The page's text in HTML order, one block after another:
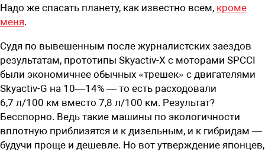
Надо же спасать планету, как известно всем, кроме
меня.
Судя по вывешенным после журналистских заездов
результатам, прототипы Skyactiv-X с моторами SPCCI
были экономичнее обычных «трешек» с двигателями
Skyactiv-G на 10—14% — то есть расходовали
6,7 л/100 км вместо 7,8 л/100 км. Результат?
Бесспорно. Ведь такие машины по экологичности
вплотную приблизятся и к дизельным, и к гибридам —
будучи проще и дешевле. Но вот утверждение японцев,